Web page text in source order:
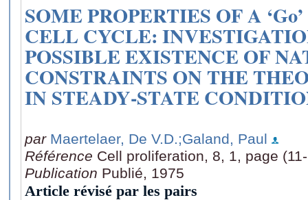
SOME PROPERTIES OF A
CELL CYCLE:
POSSIBLE EXISTENCE OF
CONSTRAINTS ON THE
IN STEADY‐STATE
par Maertelaer, De V.D.;Galand, Paul
Référence Cell proliferation, 8, 1, page
Publication Publié, 1975
Article révisé par les pairs